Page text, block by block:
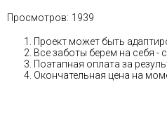
Просмотров: 1939
Проект может быть
Все заботы берем на себя -
Поэтапная оплата за
Окончательная цена на